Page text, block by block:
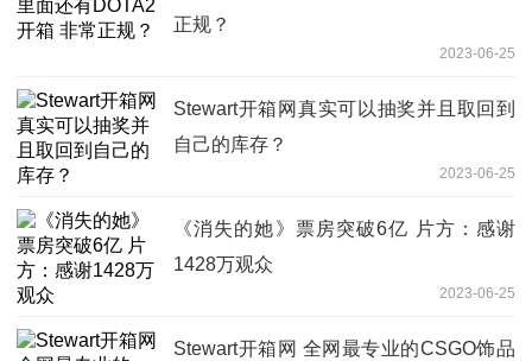
正规？
2023-06-25
Stewart开箱网真实可以抽奖并且取回到
自己的库存？
2023-06-25
《消失的她》票房突破6亿 片方：感谢
1428万观众
2023-06-25
Stewart开箱网 全网最专业的CSGO饰品